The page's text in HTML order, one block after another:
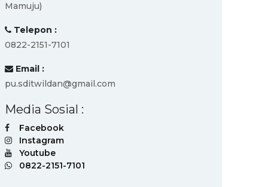
Mamuju)
Telepon :
0822-2151-7101
Email :
pu.sditwildan@gmail.com
Media Sosial :
Facebook
Instagram
Youtube
0822-2151-7101